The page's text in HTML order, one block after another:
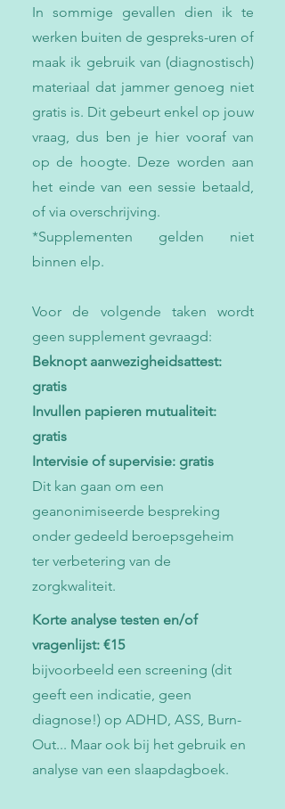
In sommige gevallen dien ik te
werken buiten de gespreks-uren of
maak ik gebruik van (diagnostisch)
materiaal dat jammer genoeg niet
gratis is. Dit gebeurt enkel op jouw
vraag, dus ben je hier vooraf van
op de hoogte. Deze worden aan
het einde van een sessie betaald,
of via overschrijving.
*Supplementen gelden niet
binnen elp.
Voor de volgende taken wordt
geen supplement gevraagd:
Beknopt aanwezigheidsattest:
gratis
Invullen papieren mutualiteit:
gratis
Intervisie of supervisie: gratis
Dit kan gaan om een
geanonimiseerde bespreking
onder gedeeld beroepsgeheim
ter verbetering van de
zorgkwaliteit.
Korte analyse testen en/of
vragenlijst: €15
bijvoorbeeld een screening (dit
geeft een indicatie, geen
diagnose!) op ADHD, ASS, Burn-
Out... Maar ook bij het gebruik en
analyse van een slaapdagboek.